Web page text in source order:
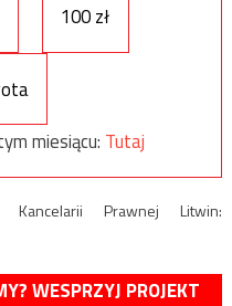
100 zł
miesiącu: Tutaj
Prawnej Litwin:
WESPRZYJ PROJEKT